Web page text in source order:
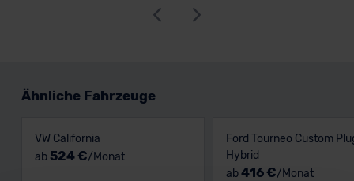
Ähnliche Fahrzeuge
VW California
ab 524 €/Monat
Ford Tourneo Custom
Hybrid
ab416 €/Monat